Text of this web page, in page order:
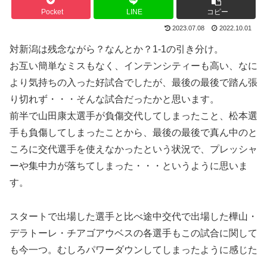
Pocket LINE コピー
2023.07.08 2022.10.01
対新潟は残念ながら？なんとか？1-1の引き分け。
お互い簡単なミスもなく、インテンシティーも高い、なに
より気持ちの入った好試合でしたが、最後の最後で踏ん張
り切れず・・・そんな試合だったかと思います。
前半で山田康太選手が負傷交代してしまったこと、松本選
手も負傷してしまったことから、最後の最後で真ん中のと
ころに交代選手を使えなかったという状況で、プレッシャ
ーや集中力が落ちてしまった・・・というように思いま
す。
スタートで出場した選手と比べ途中交代で出場した樺山・
デラトーレ・チアゴアウベスの各選手もこの試合に関して
も今一つ。むしろパワーダウンしてしまったように感じた